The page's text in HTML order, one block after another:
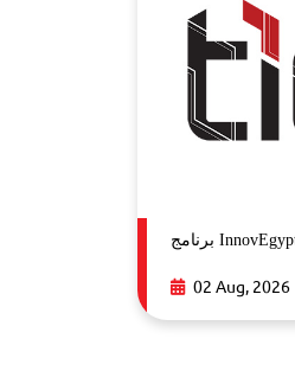
02 Aug, 2026